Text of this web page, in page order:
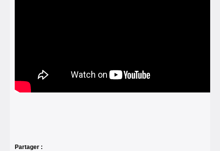
Partager :